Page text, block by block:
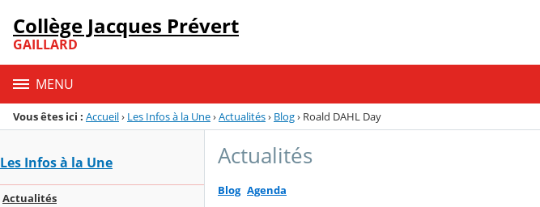
Menu de la rubrique
Contenu
Collège Jacques Prévert
GAILLARD
MENU
Vous êtes ici : Accueil› Les Infos à la Une›Actualités› Blog› Roald DAHL Day
Les Infos à la Une
Actualités
Actualités
Blog Agenda